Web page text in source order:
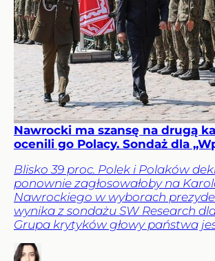
Nawrocki ma szansę na drugą
ocenili go Polacy. Sondaż dla
Blisko 39 proc. Polek i Polaków
ponownie zagłosowałoby na
Nawrockiego w wyborach
wynika z sondażu SW Research dla
Grupa krytyków głowy państwa